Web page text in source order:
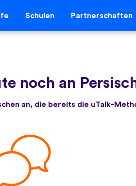
Schulen Partnerschaften
noch an
an, die bereits die uTalk-